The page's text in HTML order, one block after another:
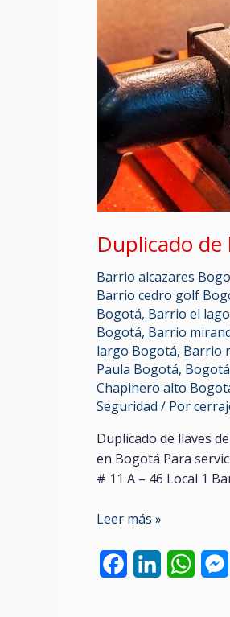
k
n
p
Duplicado de
Barrio alcazares
Barrio cedro golf
Bogotá, Barrio el
Bogotá, Barrio
largo Bogotá, Barrio
Paula Bogotá, Bogotá
Chapinero alto
Seguridad / Por
Duplicado de llaves
en Bogotá Para
# 11 A – 46 Local 1
Duplicado
llaves
de
Leer más »
W